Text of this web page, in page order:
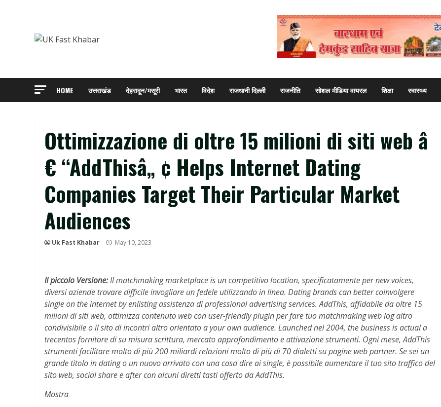
HOME उत्तराखंड देहरादून/मसूरी भारत विदेश राजधानी दिल्ली राजनीति सोशल मीडिया वायरल शिक्षा स्वास्थ्य
Ottimizzazione di oltre 15 milioni di siti web â
€ “AddThisâ„ ¢ Helps Internet Dating
Companies Target Their Particular Market
Audiences
Uk Fast Khabar May 10, 2023
Il piccolo Versione:Il matchmaking marketplace is un competitivo location, specificatamente per new voices,
diversi aziende trovare difficile invogliare un fedele utilizzando in linea. Dating brands can better coinvolgere
single on the internet by enlisting assistenza di professional advertising services. AddThis, affidabile da oltre 15
milioni di siti web, ottimizza contenuto web con user-friendly plugin per fare tuo matchmaking web log altro
condivisibile o il sito di incontri altro orientato a your own audience. Launched nel 2004, the business is actual a
trecentos fornitore di su misura scrittura, mercato approfondimento e attivazione strumenti. Ogni mese, AddThis
strumenti facilitare molto di più 200 miliardi relazioni molto di più di 70 dialetti su pagine web partner. Se sei un
grande titolo in dating o un nuovo arrivato con una cosa dire ai single, è possibile aumentare il tuo sito traffico del
sito web, social share e after con alcuni diretti tasti offerto da AddThis.
Mostra